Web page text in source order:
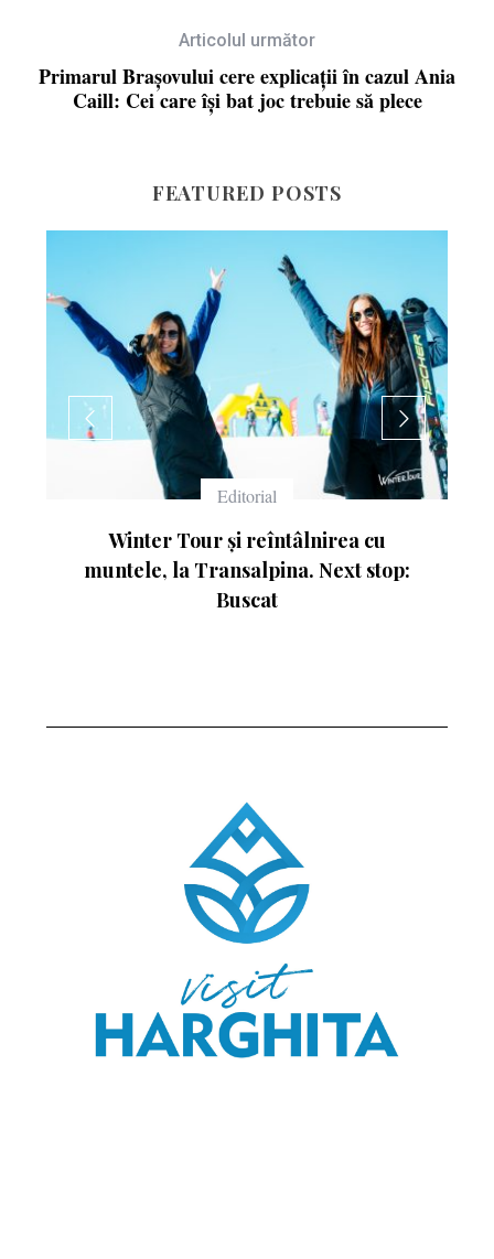
Articolul următor
Primarul Brașovului cere explicații în cazul Ania
Caill: Cei care își bat joc trebuie să plece
FEATURED POSTS
cu
Next stop:
Echipament
Ce înseamnă numerele de